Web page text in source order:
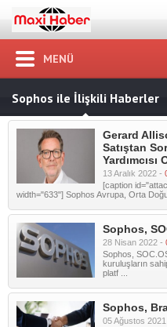
MENÜ
Sophos ile İlişkili Haberler
Gerard
Satıştan
Yardımcısı
13 Aralık 2022 -
[caption
width="633"] Sophos Avrupa, Orta
Sophos,
28 Nisan 2022 -
Sophos,
kuruluşların
platf ...
Sophos,
05 Ağustos